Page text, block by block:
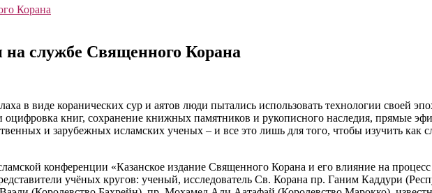
службе Священного Корана
в виде коранических сур и аятов люди пытались использовать технологии своей
оцифровка книг, сохранение книжных памятников и рукописного наследия, прямые
и зарубежных исламских ученых – и все это лишь для того, чтобы изучить как
конференции «Казанское издание Священного Корана и его влияние на
учёных кругов: ученый, исследователь Св. Корана пр. Ганим Каддури